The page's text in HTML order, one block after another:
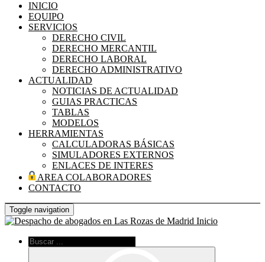
INICIO
EQUIPO
SERVICIOS
DERECHO CIVIL
DERECHO MERCANTIL
DERECHO LABORAL
DERECHO ADMINISTRATIVO
ACTUALIDAD
NOTICIAS DE ACTUALIDAD
GUIAS PRACTICAS
TABLAS
MODELOS
HERRAMIENTAS
CALCULADORAS BÁSICAS
SIMULADORES EXTERNOS
ENLACES DE INTERES
AREA COLABORADORES
CONTACTO
Toggle navigation
Inicio